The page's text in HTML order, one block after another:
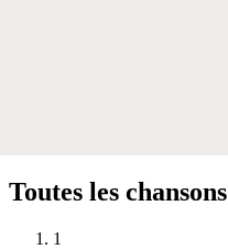
Toutes les chansons
1